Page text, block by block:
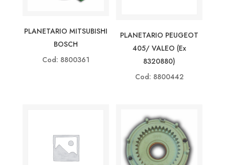
PLANETARIO MITSUBISHI
BOSCH
Cod: 8800361
PLANETARIO PEUGEOT
405/ VALEO (ex
8320880)
Cod: 8800442